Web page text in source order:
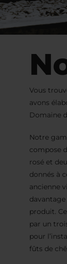
Vous
avons
Domaine
Notre
compose
rosé et
donnés à
ancienne
produit.
par un
pour
fûts de